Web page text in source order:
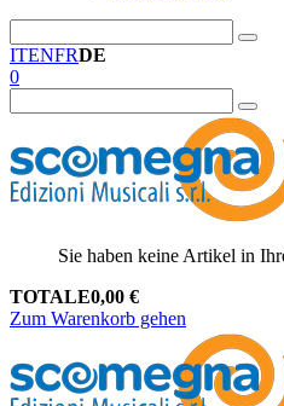
ITENFRDE
0
Sie haben keine Artikel in
TOTALE0,00 €
Zum Warenkorb gehen